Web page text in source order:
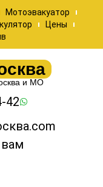
Мотоэвакуатор
Цены
и МО
42